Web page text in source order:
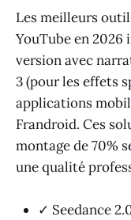
Les meilleurs
YouTube en 2026
version avec
3 (pour les effets
applications
Frandroid. Ces
montage de 70%
une qualité
✓ Seedance